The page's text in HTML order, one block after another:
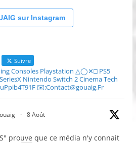
sur Instagram
Suivre
Consoles Playstation △◯✕□ PS5
Nintendo Switch 2 Cinema Tech
✉️:Contact@gouaig.Fr
· 8 Août
prouve que ce média n'y connait